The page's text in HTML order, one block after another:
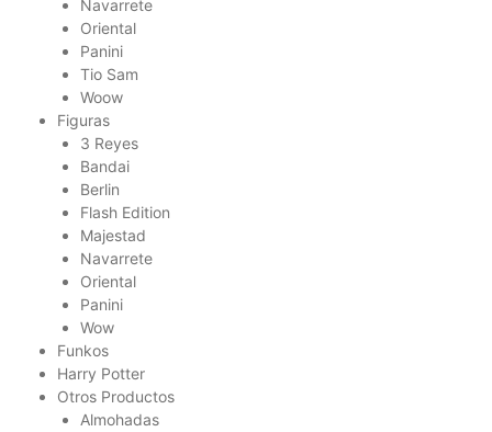
Navarrete
Oriental
Panini
Tio Sam
Woow
Figuras
3 Reyes
Bandai
Berlin
Flash Edition
Majestad
Navarrete
Oriental
Panini
Wow
Funkos
Harry Potter
Otros Productos
Almohadas